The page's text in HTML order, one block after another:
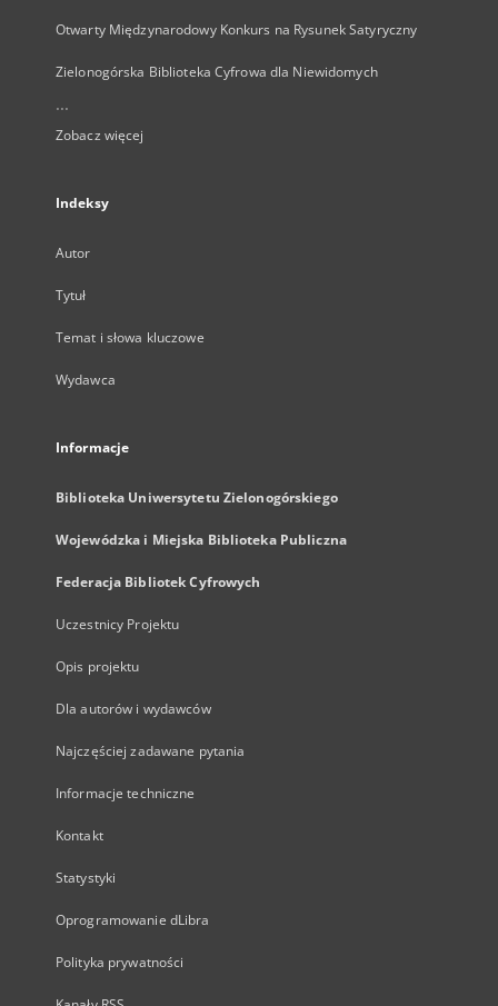
Otwarty Międzynarodowy Konkurs na Rysunek Satyryczny
Zielonogórska Biblioteka Cyfrowa dla Niewidomych
...
Zobacz więcej
Indeksy
Autor
Tytuł
Temat i słowa kluczowe
Wydawca
Informacje
Biblioteka Uniwersytetu Zielonogórskiego
Wojewódzka i Miejska Biblioteka Publiczna
Federacja Bibliotek Cyfrowych
Uczestnicy Projektu
Opis projektu
Dla autorów i wydawców
Najczęściej zadawane pytania
Informacje techniczne
Kontakt
Statystyki
Oprogramowanie dLibra
Polityka prywatności